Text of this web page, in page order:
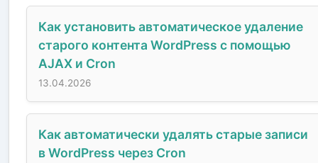
Как установить автоматическое удаление
старого контента WordPress с помощью
AJAX и Cron
13.04.2026
Как автоматически удалять старые записи
в WordPress через Cron